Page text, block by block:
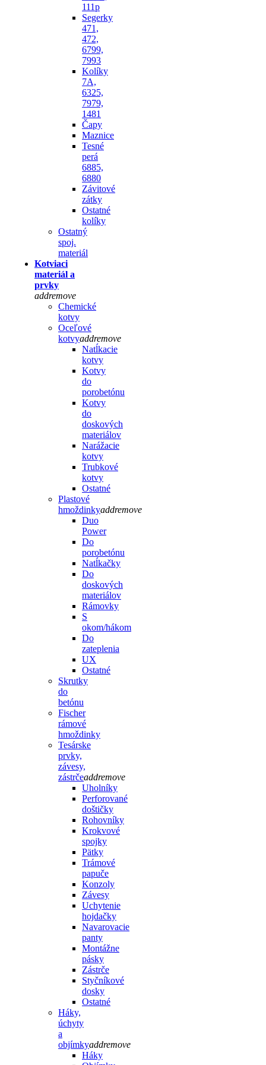
111p
Segerky
471,
472,
6799,
7993
Kolíky
7A,
6325,
7979,
1481
Čapy
Maznice
Tesné
perá
6885,
6880
Závitové
zátky
Ostatné
kolíky
Ostatný
spoj.
materiál
Kotviaci
materiál a
prvky
addremove
Chemické
kotvy
Oceľové
kotvyaddremove
Natĺkacie
kotvy
Kotvy
do
porobetónu
Kotvy
do
doskových
materiálov
Narážacie
kotvy
Trubkové
kotvy
Ostatné
Plastové
hmoždinkyaddremove
Duo
Power
Do
porobetónu
Natĺkačky
Do
doskových
materiálov
Rámovky
S
okom/hákom
Do
zateplenia
UX
Ostatné
Skrutky
do
betónu
Fischer
rámové
hmoždinky
Tesárske
prvky,
závesy,
zástrčeaddremove
Uholníky
Perforované
doštičky
Rohovníky
Krokvové
spojky
Pätky
Trámové
papuče
Konzoly
Závesy
Uchytenie
hojdačky
Navarovacie
panty
Montážne
pásky
Zástrče
Styčníkové
dosky
Ostatné
Háky,
úchyty
a
objímkyaddremove
Háky